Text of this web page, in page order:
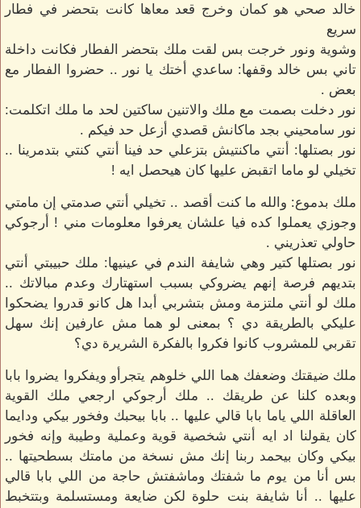
خالد صحي هو كمان وخرج قعد معاها كانت بتحضر في فطار
سريع
وشوية ونور خرجت بس لقت ملك بتحضر الفطار فكانت داخلة
تاني بس خالد وقفها: ساعدي أختك يا نور .. حضروا الفطار مع
بعض .
نور دخلت بصمت مع ملك والاتنين ساكتين لحد ما ملك اتكلمت:
نور سامحيني بجد ماكانش قصدي أزعل حد فيكم .
نور بصتلها: أنتي ماكنتيش بتزعلي حد فينا أنتي كنتي بتدمرينا ..
تخيلي لو ماما اتقبض عليها كان هيحصل ايه !
ملك بدموع: والله ما كنت أقصد .. تخيلي أنتي صدمتي إن مامتي
وجوزي يعملوا كده فيا علشان يعرفوا معلومات مني ! أرجوكي
حاولي تعذريني .
نور بصتلها كتير وهي شايفة الندم في عينيها: ملك حبيبتي أنتي
بتديهم فرصة إنهم يضروكي بسبب استهتارك وعدم مبالاتك ..
ملك لو أنتي ملتزمة ومش بتشربي أبدا هل كانو قدروا يضحكوا
عليكي بالطريقة دي ؟ بمعنى لو هما مش عارفين إنك سهل
تقربي للمشروب كانوا فكروا بالفكرة الشريرة دي؟
ملك ضيقتك وضعفك هما اللي خلوهم يتجرأو ويفكروا يضروا بابا
وبعده كلنا عن طريقك .. ملك أرجوكي ارجعي ملك القوية
العاقلة اللي ياما بابا قالي عليها .. بابا بيحبك وفخور بيكي ودايما
كان يقولنا اد ايه أنتي شخصية قوية وعملية وطيبة وإنه فخور
بيكي وكان بيحمد ربنا إنك مش نسخة من مامتك بسطحيتها ..
بس أنا من يوم ما شفتك وماشفتش حاجة من اللي بابا قالي
عليها .. أنا شايفة بنت حلوة لكن ضايعة ومستسلمة وبتتخبط